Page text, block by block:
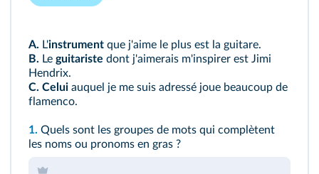
A. L'instrument que j'aime le plus est la guitare.
B. Le guitariste dont j'aimerais m'inspirer est Jimi
Hendrix.
C. Celui auquel je me suis adressé joue beaucoup de
flamenco.
1. Quels sont les groupes de mots qui complètent
les noms ou pronoms en gras ?